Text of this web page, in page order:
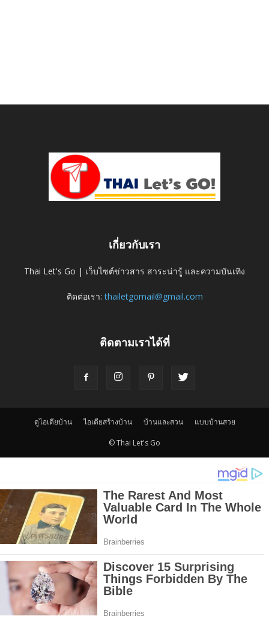
เกี่ยวกับเรา
Thai Let's Go | เว็บไซต์ข่าวสาร สาระน่ารู้ และความบันเทิง
ติดต่อเรา:thailetgomail@gmail.com
ติดตามเราได้ที่
ดูไอเดียบ้าน ไอเดียสร้างบ้าน บ้านและสวน แบบบ้านสวย
© Thai Let's Go